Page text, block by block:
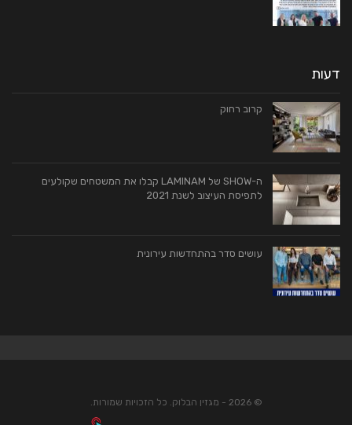
דעות
קרוב רחוק
ה-SHOW של LAMINAM קבלו את המשטחים שקולעים
לתפיסת העיצוב לשנת 2021
עושים סדר בהתחדשות עירונית
© 2026 - מגזין הבלוק. כל הזכויות שמורות.